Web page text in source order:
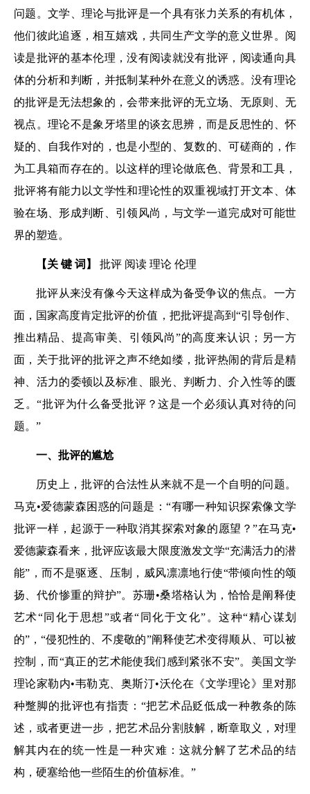
问题。文学、理论与批评是一个具有张力关系的有机体，
他们彼此追逐，相互嬉戏，共同生产文学的意义世界。阅
读是批评的基本伦理，没有阅读就没有批评，阅读通向具
体的分析和判断，并抵制某种外在意义的诱惑。没有理论
的批评是无法想象的，会带来批评的无立场、无原则、无
视点。理论不是象牙塔里的谈玄思辨，而是反思性的、怀
疑的、自我作对的，也是小型的、复数的、可磋商的，作
为工具箱而存在的。以这样的理论做底色、背景和工具，
批评将有能力以文学性和理论性的双重视域打开文本、体
验在场、形成判断、引领风尚，与文学一道完成对可能世
界的塑造。
【关 键 词】 批评 阅读 理论 伦理
批评从来没有像今天这样成为备受争议的焦点。一方
面，国家高度肯定批评的价值，把批评提高到“引导创作、
推出精品、提高审美、引领风尚”的高度来认识；另一方
面，关于批评的批评之声不绝如缕，批评热闹的背后是精
神、活力的委顿以及标准、眼光、判断力、介入性等的匮
乏。“批评为什么备受批评？这是一个必须认真对待的问
题。”
一、批评的尴尬
历史上，批评的合法性从来就不是一个自明的问题。
马克•爱德蒙森困惑的问题是：“有哪一种知识探索像文学
批评一样，起源于一种取消其探索对象的愿望？”在马克•
爱德蒙森看来，批评应该最大限度激发文学“充满活力的潜
能”，而不是驱逐、压制，威风凛凛地行使“带倾向性的颂
扬、代价惨重的辩护”。苏珊•桑塔格认为，恰恰是阐释使
艺术“同化于思想”或者“同化于文化”。这种“精心谋划
的”，“侵犯性的、不虔敬的”阐释使艺术变得顺从、可以被
控制，而“真正的艺术能使我们感到紧张不安”。美国文学
理论家勒内•韦勒克、奥斯汀•沃伦在《文学理论》里对那
种蹩脚的批评也有指责：“把艺术品贬低成一种教条的陈
述，或者更进一步，把艺术品分割肢解，断章取义，对理
解其内在的统一性是一种灾难：这就分解了艺术品的结
构，硬塞给他一些陌生的价值标准。”